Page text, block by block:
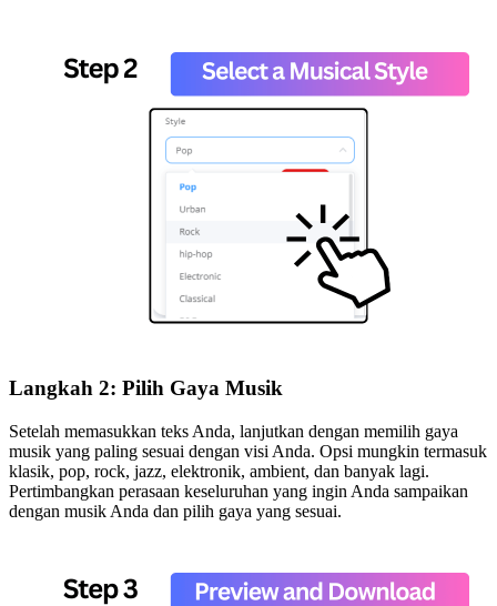
Langkah 2: Pilih Gaya Musik
Setelah memasukkan teks Anda, lanjutkan dengan memilih gaya
musik yang paling sesuai dengan visi Anda. Opsi mungkin termasuk
klasik, pop, rock, jazz, elektronik, ambient, dan banyak lagi.
Pertimbangkan perasaan keseluruhan yang ingin Anda sampaikan
dengan musik Anda dan pilih gaya yang sesuai.